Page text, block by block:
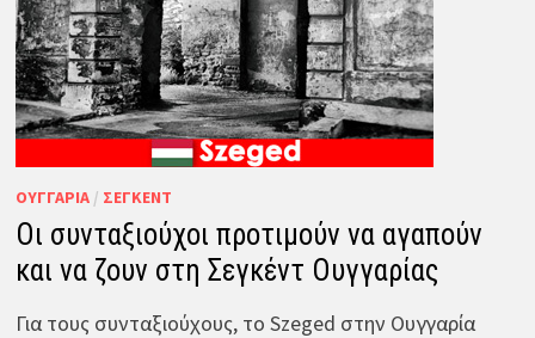
ΟΥΓΓΑΡΊΑ/ ΣΈΓΚΕΝΤ
Οι συνταξιούχοι προτιμούν να αγαπούν
και να ζουν στη Σεγκέντ Ουγγαρίας
Για τους συνταξιούχους, το Szeged στην Ουγγαρία